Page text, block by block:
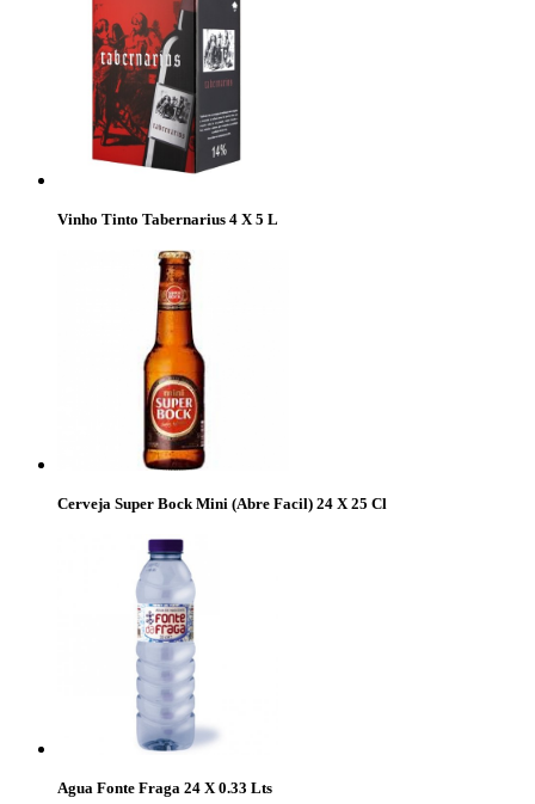
Vinho Tinto Tabernarius 4 X 5 L
Cerveja Super Bock Mini (Abre Facil) 24 X 25 Cl
Agua Fonte Fraga 24 X 0.33 Lts